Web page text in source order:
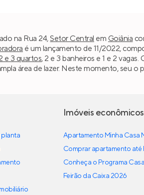
na Rua 24,Setor Central em Goiânia
é um lançamento de 11/2022,
e 3 quartos, 2 e 3 banheiros e 1 e 2
área de lazer. Neste momento, seu o
Imóveis econômicos
Apartamento Minha Casa
Comprar apartamento até
Conheça o Programa
Feirão da Caixa 2026